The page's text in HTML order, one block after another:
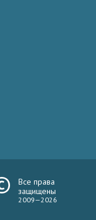
Все права
защищены
2009—2026